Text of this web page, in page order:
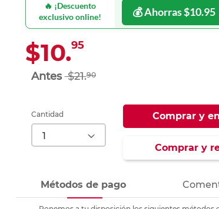
Ver más
Ver más
Ver más
Ver más
🔥 ¡Descuento
exclusivo online!
💰 Ahorras $10.95
$10.95
$21.90
Cantidad Comprar y
Comprar y
Métodos de pago